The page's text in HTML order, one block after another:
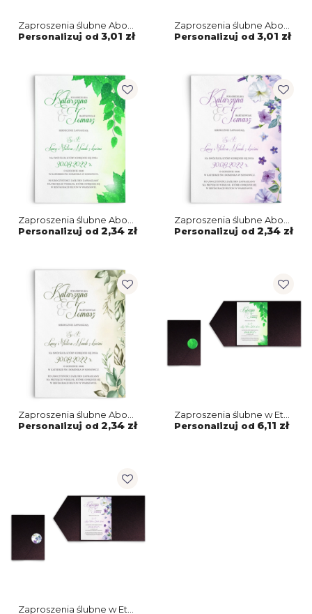
Zaproszenia ślubne About
You - Składane Motyw 2
Personalizuj od 3,01 zł
Zaproszenia ślubne About
You - Składane Motyw 1
Personalizuj od 3,01 zł
Zaproszenia ślubne About
You - Motyw 3
Personalizuj od 2,34 zł
Zaproszenia ślubne About
You - Motyw 2
Personalizuj od 2,34 zł
Zaproszenia ślubne About
You - Motyw 1
Personalizuj od 2,34 zł
Zaproszenia ślubne w Etui
About You - Motyw 3
Personalizuj od 6,11 zł
Zaproszenia ślubne w Etui